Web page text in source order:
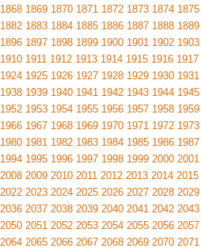
1868 1869 1870 1871 1872 1873 1874 1875
1882 1883 1884 1885 1886 1887 1888 1889
1896 1897 1898 1899 1900 1901 1902 1903
1910 1911 1912 1913 1914 1915 1916 1917
1924 1925 1926 1927 1928 1929 1930 1931
1938 1939 1940 1941 1942 1943 1944 1945
1952 1953 1954 1955 1956 1957 1958 1959
1966 1967 1968 1969 1970 1971 1972 1973
1980 1981 1982 1983 1984 1985 1986 1987
1994 1995 1996 1997 1998 1999 2000 2001
2008 2009 2010 2011 2012 2013 2014 2015
2022 2023 2024 2025 2026 2027 2028 2029
2036 2037 2038 2039 2040 2041 2042 2043
2050 2051 2052 2053 2054 2055 2056 2057
2064 2065 2066 2067 2068 2069 2070 2071